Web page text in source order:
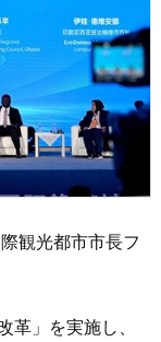
観光都市市長フ
革」を実施し、